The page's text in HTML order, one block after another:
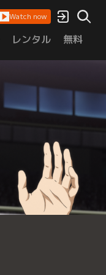
Watch now
レンタル 無料